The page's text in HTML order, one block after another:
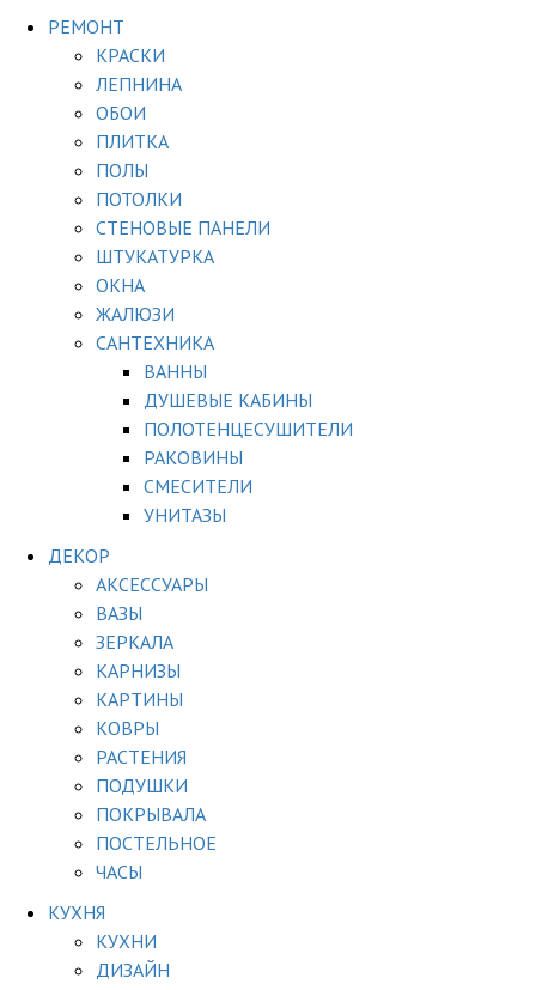
РЕМОНТ
КРАСКИ
ЛЕПНИНА
ОБОИ
ПЛИТКА
ПОЛЫ
ПОТОЛКИ
СТЕНОВЫЕ ПАНЕЛИ
ШТУКАТУРКА
ОКНА
ЖАЛЮЗИ
САНТЕХНИКА
ВАННЫ
ДУШЕВЫЕ КАБИНЫ
ПОЛОТЕНЦЕСУШИТЕЛИ
РАКОВИНЫ
СМЕСИТЕЛИ
УНИТАЗЫ
ДЕКОР
АКСЕССУАРЫ
ВАЗЫ
ЗЕРКАЛА
КАРНИЗЫ
КАРТИНЫ
КОВРЫ
РАСТЕНИЯ
ПОДУШКИ
ПОКРЫВАЛА
ПОСТЕЛЬНОЕ
ЧАСЫ
КУХНЯ
КУХНИ
ДИЗАЙН